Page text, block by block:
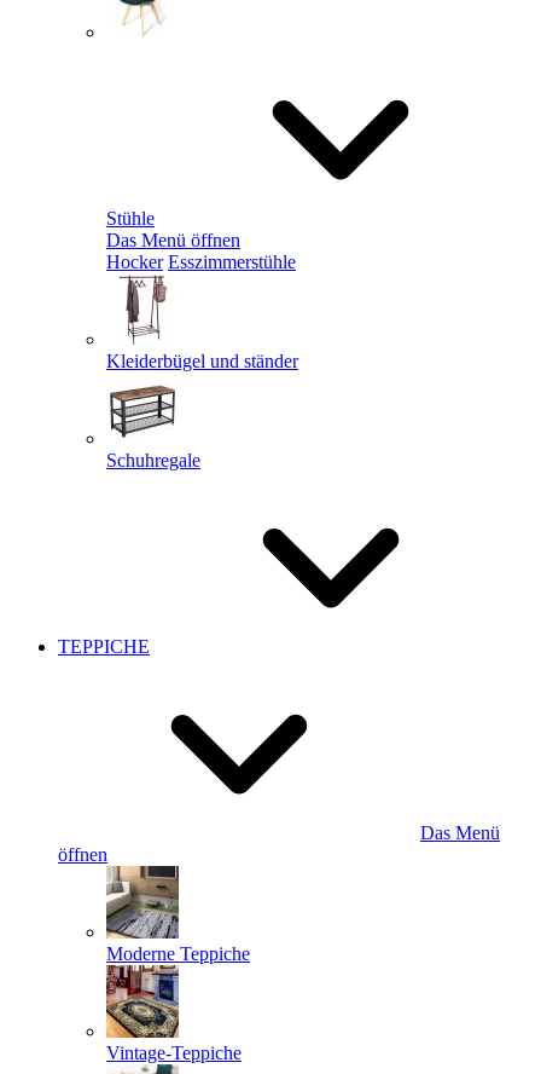
Stühle
Das Menü öffnen
Hocker Esszimmerstühle
Kleiderbügel und ständer
Schuhregale
TEPPICHE
Das Menü
öffnen
Moderne Teppiche
Vintage-Teppiche